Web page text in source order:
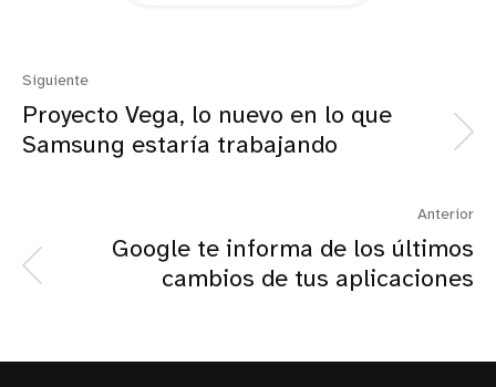
Siguiente
Proyecto Vega, lo nuevo en lo que
Samsung estaría trabajando
Anterior
Google te informa de los últimos
cambios de tus aplicaciones